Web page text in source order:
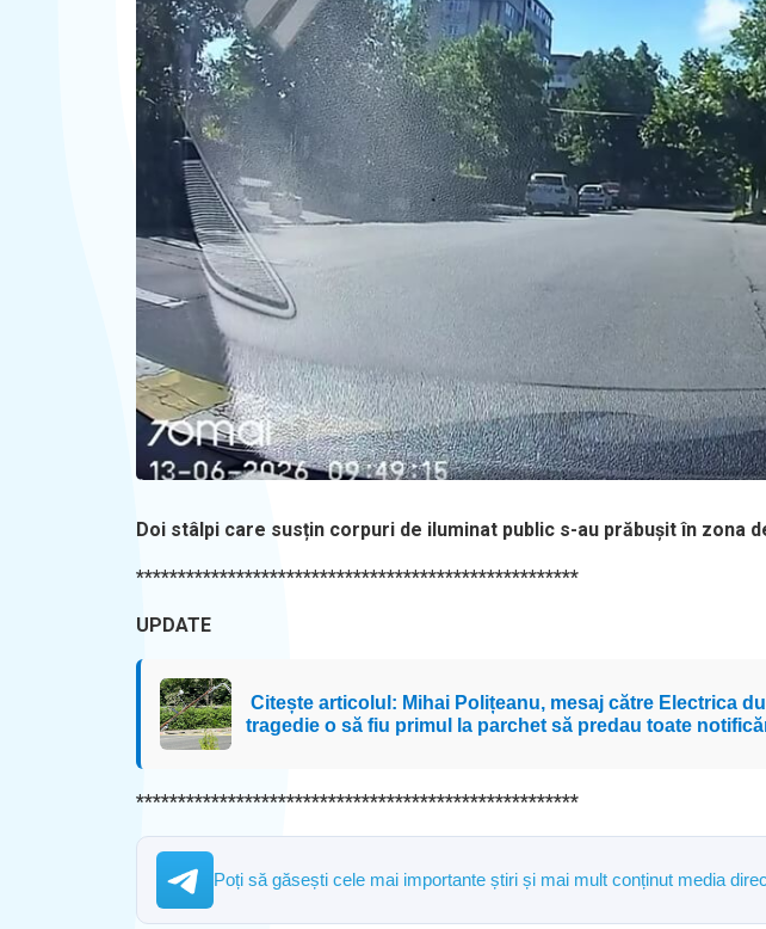
Doi stâlpi care susțin corpuri de iluminat public s-au prăbușit în zona
*****************************************************
UPDATE
Citește articolul: Mihai Polițeanu, mesaj către Electrica
tragedie o să fiu primul la parchet să predau toate
*****************************************************
Poți să găsești cele mai importante știri și mai mult conținut media